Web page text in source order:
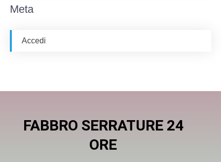
Meta
Accedi
FABBRO SERRATURE 24
ORE